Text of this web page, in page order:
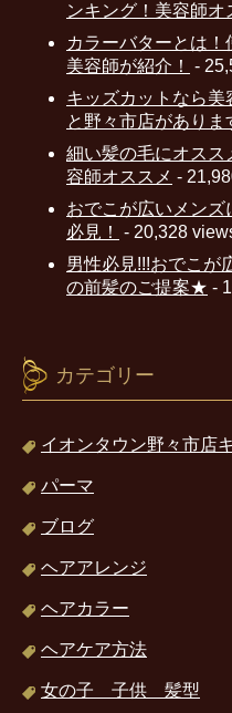
ンキング！美容師オ
カラーバターとは
美容師が紹介！
-
キッズカットなら
と野々市店がありま
細い髪の毛にオスス
容師オススメ -
おでこが広いメン
必見！
- 20,328
男性必見!!!おでこが
の前髪のご提案★ -
カテゴリー
イオンタウン野々市店
パーマ
ブログ
ヘアアレンジ
ヘアカラー
ヘアケア方法
女の子 子供 髪型